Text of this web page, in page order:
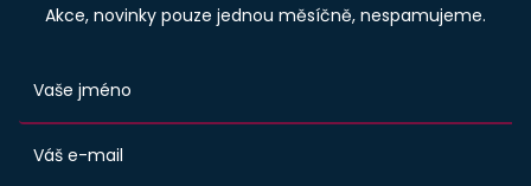
Akce, novinky pouze jednou měsíčně, nespamujeme.